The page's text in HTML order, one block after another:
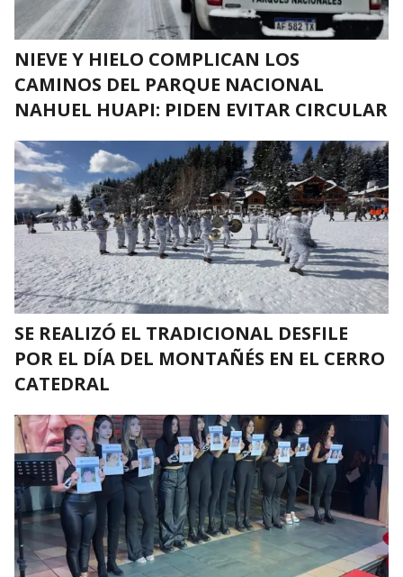
NIEVE Y HIELO COMPLICAN LOS
CAMINOS DEL PARQUE NACIONAL
NAHUEL HUAPI: PIDEN EVITAR CIRCULAR
SE REALIZÓ EL TRADICIONAL DESFILE
POR EL DÍA DEL MONTAÑÉS EN EL CERRO
CATEDRAL